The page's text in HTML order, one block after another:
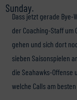
Sunday.
Dass jetzt gerade Bye-
der Coaching-Staff um
gehen und sich dort
sieben Saisonspielen
die Seahawks-Offense
welche Calls am